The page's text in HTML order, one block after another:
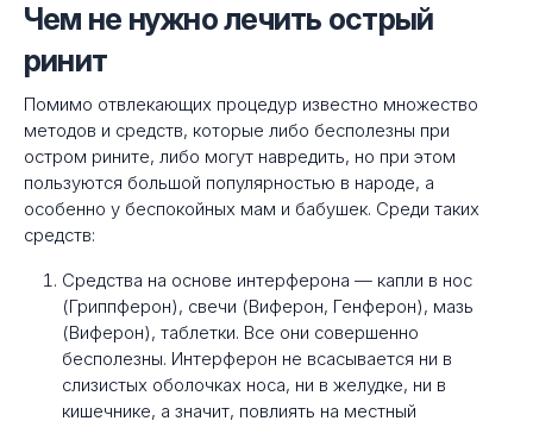
Чем не нужно лечить острый
ринит
Помимо отвлекающих процедур известно множество
методов и средств, которые либо бесполезны при
остром рините, либо могут навредить, но при этом
пользуются большой популярностью в народе, а
особенно у беспокойных мам и бабушек. Среди таких
средств:
Средства на основе интерферона — капли в нос
(Гриппферон), свечи (Виферон, Генферон), мазь
(Виферон), таблетки. Все они совершенно
бесполезны. Интерферон не всасывается ни в
слизистых оболочках носа, ни в желудке, ни в
кишечнике, а значит, повлиять на местный